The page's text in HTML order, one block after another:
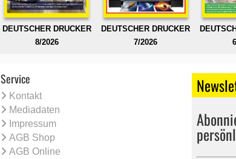
DEUTSCHER DRUCKER
8/2026
DEUTSCHER DRUCKER
7/2026
Service
Kontakt
Mediadaten
Impressum
AGB Shop
AGB Online